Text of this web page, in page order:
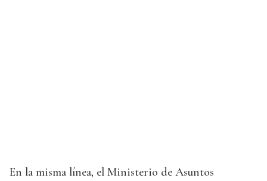
En la misma línea, el Ministerio de Asuntos